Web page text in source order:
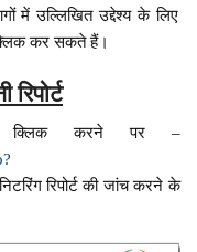
में उल्लिखित उद्देश्य के लिए
कर सकते हैं।
क्लिक करने पर –
रिपोर्ट की जांच करने के